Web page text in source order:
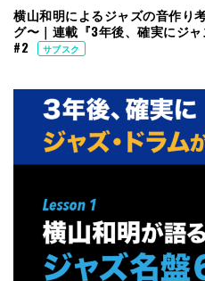
横山和明によるジャズの音作り
グ〜｜連載『3年後、確実にジ
#2
サブスク